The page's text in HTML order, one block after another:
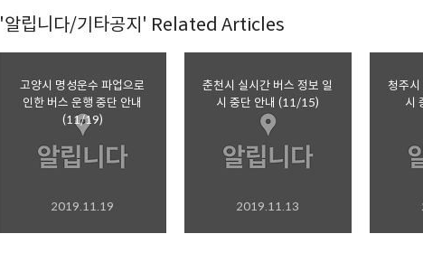
'알립니다/기타공지' Related Articles
고양시 명성운수 파업으로
인한 버스 운행 중단 안내
(11/19)
2019.11.19
춘천시 실시간 버스 정보 일
시 중단 안내 (11/15)
2019.11.13
청주
시